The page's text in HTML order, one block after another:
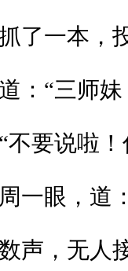
了一本，
：“三师
要说啦！
一眼，道
声，无人